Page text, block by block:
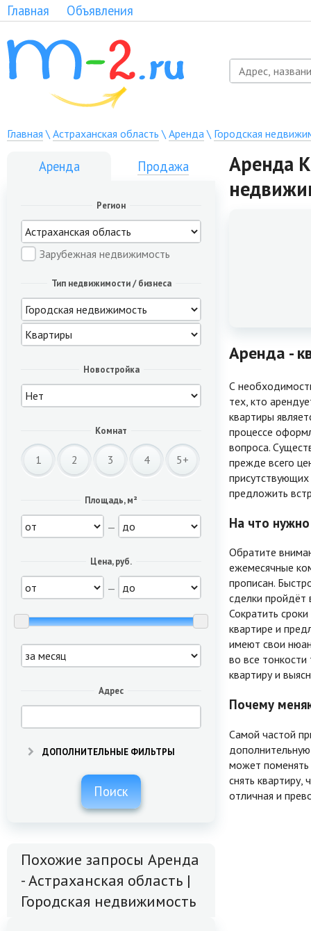
Главная Объявления
Главная \ Астраханская область \ Аренда\ Городская
Аренда Продажа
Регион
Зарубежная недвижимость
Тип недвижимости / бизнеса
Новостройка
Комнат
1 2 3 4 5+
Площадь, м²
—
Цена, руб.
—
Адрес
ДОПОЛНИТЕЛЬНЫЕ ФИЛЬТРЫ
Поиск
Похожие запросы Аренда
- Астраханская область |
Городская недвижимость
Аренда
Аренда -
С
тех, кто
квартиры
процессе
вопроса.
прежде всего
предложить
На что
Обратите
ежемесячные
прописан.
сделки пройдёт
Сократить
квартире и
имеют свои
во все
квартиру и
Почему
Самой частой
может поменять
снять
отличная и